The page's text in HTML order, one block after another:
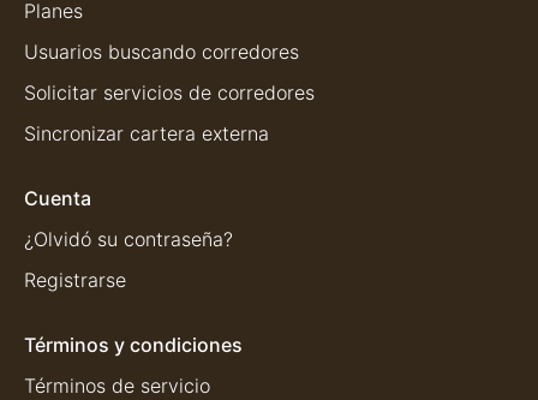
Planes
Usuarios buscando corredores
Solicitar servicios de corredores
Sincronizar cartera externa
Cuenta
¿Olvidó su contraseña?
Registrarse
Términos y condiciones
Términos de servicio